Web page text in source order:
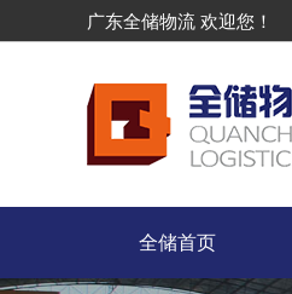
广东全储物流 欢迎您！
全储首页